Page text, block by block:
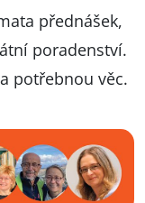
přednášek,
poradenství.
potřebnou věc.